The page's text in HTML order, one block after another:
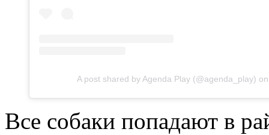
A post shared by Agenda Play (@agenda_play)
Все собаки попадают в